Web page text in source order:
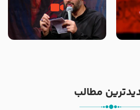
–
شب
من غلام نوکراتم من عاشق کربلاتم
– شور زمینه – شب هفتم – محرم
مطالب